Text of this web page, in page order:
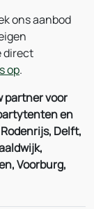
ons aanbod
direct
op.
partner voor
en
Delft,
Voorburg,